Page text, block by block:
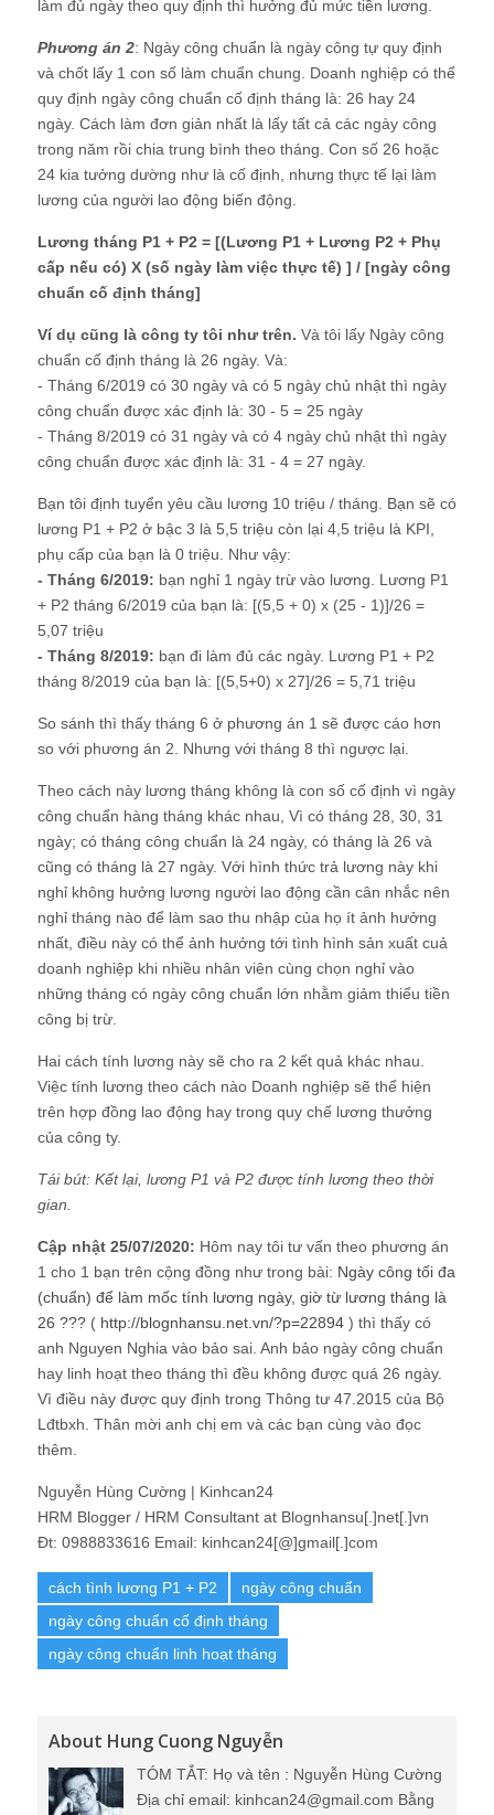
làm đủ ngày theo quy định thì hưởng đủ mức tiền lương.
Phương án 2: Ngày công chuẩn là ngày công tự quy định
và chốt lấy 1 con số làm chuẩn chung. Doanh nghiệp có thể
quy định ngày công chuẩn cố định tháng là: 26 hay 24
ngày. Cách làm đơn giản nhất là lấy tất cả các ngày công
trong năm rồi chia trung bình theo tháng. Con số 26 hoặc
24 kia tưởng dường như là cố định, nhưng thực tế lại làm
lương của người lao động biến động.
Lương tháng P1 + P2 = [(Lương P1 + Lương P2 + Phụ
cấp nếu có) X (số ngày làm việc thực tế) ] / [ngày công
chuẩn cố định tháng]
Ví dụ cũng là công ty tôi như trên. Và tôi lấy Ngày công
chuẩn cố định tháng là 26 ngày. Và:
- Tháng 6/2019 có 30 ngày và có 5 ngày chủ nhật thì ngày
công chuẩn được xác định là: 30 - 5 = 25 ngày
- Tháng 8/2019 có 31 ngày và có 4 ngày chủ nhật thì ngày
công chuẩn được xác định là: 31 - 4 = 27 ngày.
Bạn tôi định tuyển yêu cầu lương 10 triệu / tháng. Bạn sẽ có
lương P1 + P2 ở bậc 3 là 5,5 triệu còn lại 4,5 triệu là KPI,
phụ cấp của bạn là 0 triệu. Như vậy:
- Tháng 6/2019: bạn nghỉ 1 ngày trừ vào lương. Lương P1
+ P2 tháng 6/2019 của bạn là: [(5,5 + 0) x (25 - 1)]/26 =
5,07 triệu
- Tháng 8/2019: bạn đi làm đủ các ngày. Lương P1 + P2
tháng 8/2019 của bạn là: [(5,5+0) x 27]/26 = 5,71 triệu
So sánh thì thấy tháng 6 ở phương án 1 sẽ được cáo hơn
so với phương án 2. Nhưng với tháng 8 thì ngược lại.
Theo cách này lương tháng không là con số cố định vì ngày
công chuẩn hàng tháng khác nhau, Vì có tháng 28, 30, 31
ngày; có tháng công chuẩn là 24 ngày, có tháng là 26 và
cũng có tháng là 27 ngày. Với hình thức trả lương này khi
nghỉ không hưởng lương người lao động cần cân nhắc nên
nghỉ tháng nào để làm sao thu nhập của họ ít ảnh hưởng
nhất, điều này có thể ảnh hưởng tới tình hình sản xuất cuả
doanh nghiệp khi nhiều nhân viên cùng chọn nghỉ vào
những tháng có ngày công chuẩn lớn nhằm giảm thiểu tiền
công bị trừ.
Hai cách tính lương này sẽ cho ra 2 kết quả khác nhau.
Việc tính lương theo cách nào Doanh nghiệp sẽ thể hiện
trên hợp đồng lao động hay trong quy chế lương thưởng
của công ty.
Tái bút: Kết lại, lương P1 và P2 được tính lương theo thời
gian.
Cập nhật 25/07/2020: Hôm nay tôi tư vấn theo phương án
1 cho 1 bạn trên cộng đồng như trong bài: Ngày công tối đa
(chuẩn) để làm mốc tính lương ngày, giờ từ lương tháng là
26 ??? ( http://blognhansu.net.vn/?p=22894 ) thì thấy có
anh Nguyen Nghia vào bảo sai. Anh bảo ngày công chuẩn
hay linh hoạt theo tháng thì đều không được quá 26 ngày.
Vì điều này được quy định trong Thông tư 47.2015 của Bộ
Lđtbxh. Thân mời anh chị em và các bạn cùng vào đọc
thêm.
Nguyễn Hùng Cường | Kinhcan24
HRM Blogger / HRM Consultant at Blognhansu[.]net[.]vn
Đt: 0988833616 Email: kinhcan24[@]gmail[.]com
cách tình lương P1 + P2
ngày công chuẩn
ngày công chuẩn cố định tháng
ngày công chuẩn linh hoạt tháng
About Hung Cuong Nguyễn
TÓM TẮT: Họ và tên : Nguyễn Hùng Cường
Địa chỉ email: kinhcan24@gmail.com Bằng